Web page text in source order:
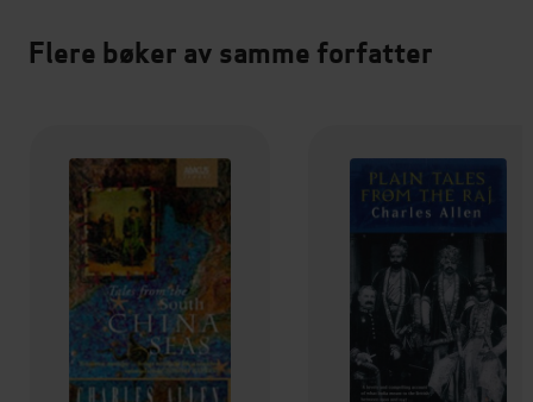
Flere bøker av samme forfatter